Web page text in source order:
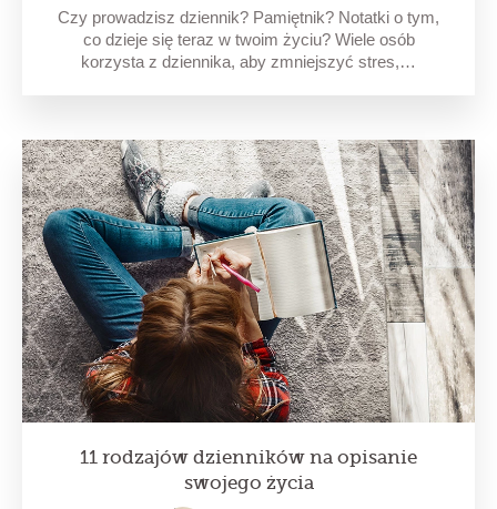
Czy prowadzisz dziennik? Pamiętnik? Notatki o tym,
co dzieje się teraz w twoim życiu? Wiele osób
korzysta z dziennika, aby zmniejszyć stres,…
11 rodzajów dzienników na opisanie
swojego życia